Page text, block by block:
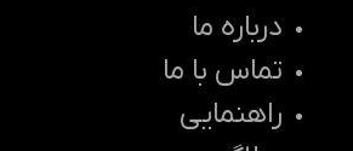
درباره ما
تماس با ما
راهنمایی